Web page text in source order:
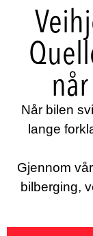
Når bilen
lange
Gjennom
bilberging,